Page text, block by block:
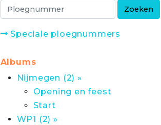
Speciale ploegnummers
Albums
Nijmegen (2) »
Opening en feest
Start
WP1 (2) »